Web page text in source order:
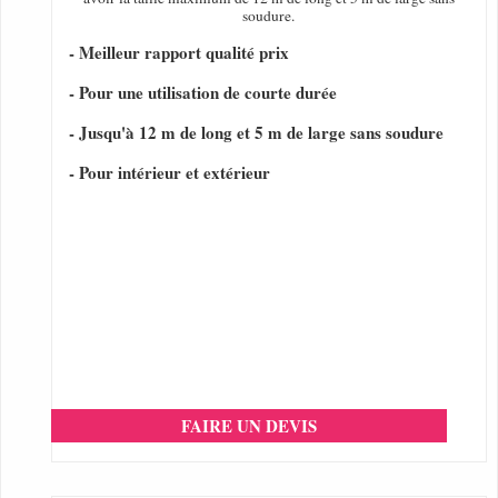
soudure.
- Meilleur rapport qualité prix
- Pour une utilisation de courte durée
- Jusqu'à 12 m de long et 5 m de large sans soudure
- Pour intérieur et extérieur
FAIRE UN DEVIS